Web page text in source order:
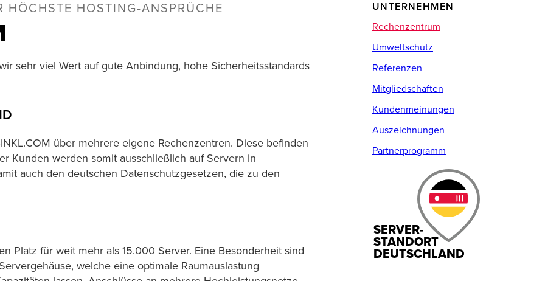
HÖCHSTE HOSTING-ANSPRÜCHE
sehr viel Wert auf gute Anbindung, hohe Sicherheitsstandards
über mehrere eigene Rechenzentren. Diese befinden
Kunden werden somit ausschließlich auf Servern in
auch den deutschen Datenschutzgesetzen, die zu den
Platz für weit mehr als 15.000 Server. Eine Besonderheit sind
welche eine optimale Raumauslastung
UNTERNEHMEN
Rechenzentrum
Umweltschutz
Referenzen
Mitgliedschaften
Kundenmeinungen
Auszeichnungen
Partnerprogramm
SERVER-
STANDORT
DEUTSCHLAND